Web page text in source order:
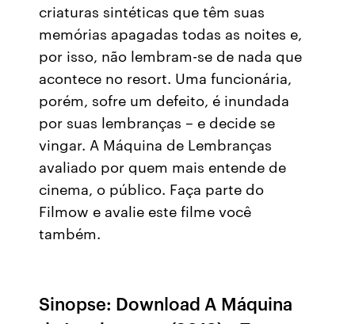
criaturas sintéticas que têm suas
memórias apagadas todas as noites e,
por isso, não lembram-se de nada que
acontece no resort. Uma funcionária,
porém, sofre um defeito, é inundada
por suas lembranças – e decide se
vingar. A Máquina de Lembranças
avaliado por quem mais entende de
cinema, o público. Faça parte do
Filmow e avalie este filme você
também.
Sinopse: Download A Máquina